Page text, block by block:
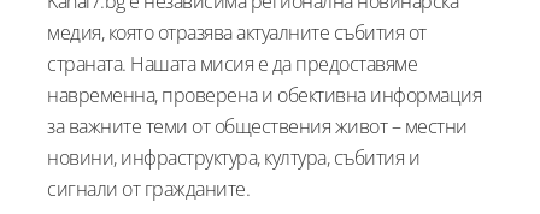
медия, която отразява актуалните събития от
страната. Нашата мисия е да предоставяме
навременна, проверена и обективна информация
за важните теми от обществения живот – местни
новини, инфраструктура, култура, събития и
сигнали от гражданите.